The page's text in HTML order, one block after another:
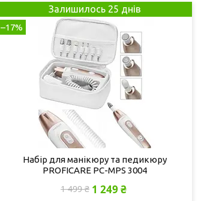
Залишилось 25 днів
–17%
Набір для манікюру та педикюру
PROFICARE PC-MPS 3004
1 499 ₴ 1 249 ₴